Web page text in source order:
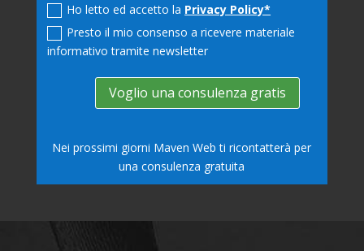
Ho letto ed accetto la Privacy Policy*
Presto il mio consenso a ricevere materiale
informativo tramite newsletter
Voglio una consulenza gratis
Nei prossimi giorni Maven Web ti ricontatterà per
una consulenza gratuita